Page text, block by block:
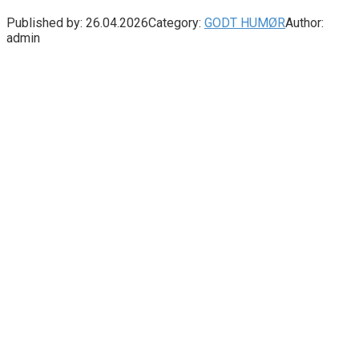
Published by: 26.04.2026Category: GODT HUMØRAuthor:
admin